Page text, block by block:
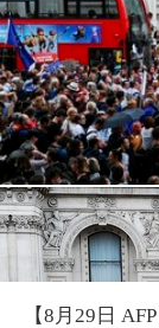
【8月29日